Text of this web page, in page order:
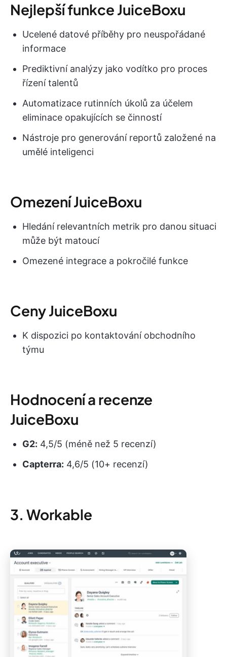
Nejlepší funkce JuiceBoxu
Ucelené datové příběhy pro neuspořádané
informace
Prediktivní analýzy jako vodítko pro proces
řízení talentů
Automatizace rutinních úkolů za účelem
eliminace opakujících se činností
Nástroje pro generování reportů založené na
umělé inteligenci
Omezení JuiceBoxu
Hledání relevantních metrik pro danou situaci
může být matoucí
Omezené integrace a pokročilé funkce
Ceny JuiceBoxu
K dispozici po kontaktování obchodního
týmu
Hodnocení a recenze
JuiceBoxu
G2: 4,5/5 (méně než 5 recenzí)
Capterra: 4,6/5 (10+ recenzí)
3. Workable